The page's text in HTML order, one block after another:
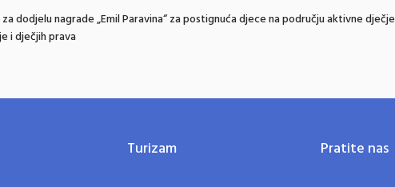
dodjelu nagrade „Emil Paravina“ za postignuća djece na području aktivne dječje
i dječjih prava
Turizam Pratite nas